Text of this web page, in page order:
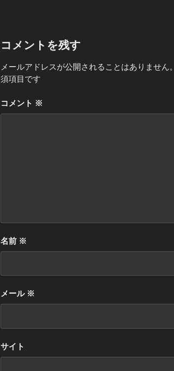
コメントを残す
メールアドレスが公開されることはありません。
須項目です
コメント ※
名前 ※
メール ※
サイト